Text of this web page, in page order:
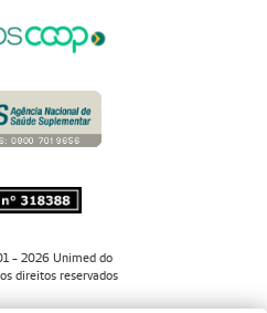
- 2026 Unimed do
direitos reservados